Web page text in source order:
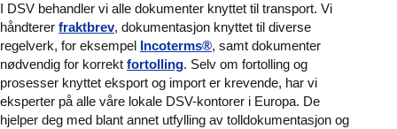
I DSV behandler vi alle dokumenter knyttet til transport. Vi
håndterer fraktbrev, dokumentasjon knyttet til diverse
regelverk, for eksempel Incoterms®, samt dokumenter
nødvendig for korrekt fortolling. Selv om fortolling og
prosesser knyttet eksport og import er krevende, har vi
eksperter på alle våre lokale DSV-kontorer i Europa. De
hjelper deg med blant annet utfylling av tolldokumentasjon og